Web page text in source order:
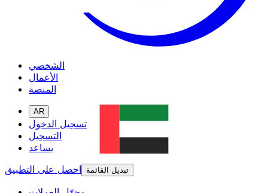
الشخصي
الأعمال
المنصة
AR
تسجيل الدخول
التسجيل
يساعد
احصل على التطبيق
تبديل القائمة